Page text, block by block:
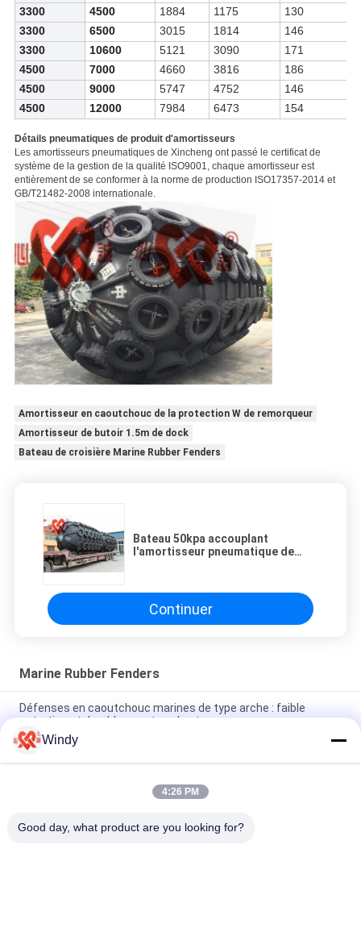
3300
4500 1884 1175 130
3300
6500 3015 1814 146
3300
10600 5121 3090 171
4500
7000 4660 3816 186
4500
9000 5747 4752 146
4500
12000 7984 6473 154
Détails pneumatiques de produitd'amortisseurs
Les amortisseurs pneumatiques de Xincheng ont passé le certificat de
système de la gestion de la qualité ISO9001, chaque amortisseur est
entièrement de se conformer à la norme de production ISO17357-2014 et
GB/T21482-2008 internationale.
Amortisseur en caoutchouc de la protection W de remorqueur
Amortisseur de butoir 1.5m de dock
Bateau de croisière Marine Rubber Fenders
Bateau 50kpa accouplant
l'amortisseur pneumatique de
Continuer
Marine Rubber Fenders
Défenses en caoutchouc marines de type arche : faible
entretien et durables par tous les temps
Défense en caoutchouc pneumatique, conception en arc,
pour une maintenance réduite et une fiabilité durable
Excellente performance de compression pour DÉFENSE
Windy
4:26 PM
Good day, what product are you looking for?